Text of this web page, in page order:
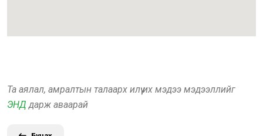
Та аялал, амралтын талаарх илүү их мэдээ мэдээллийг
ЭНД дарж аваарай